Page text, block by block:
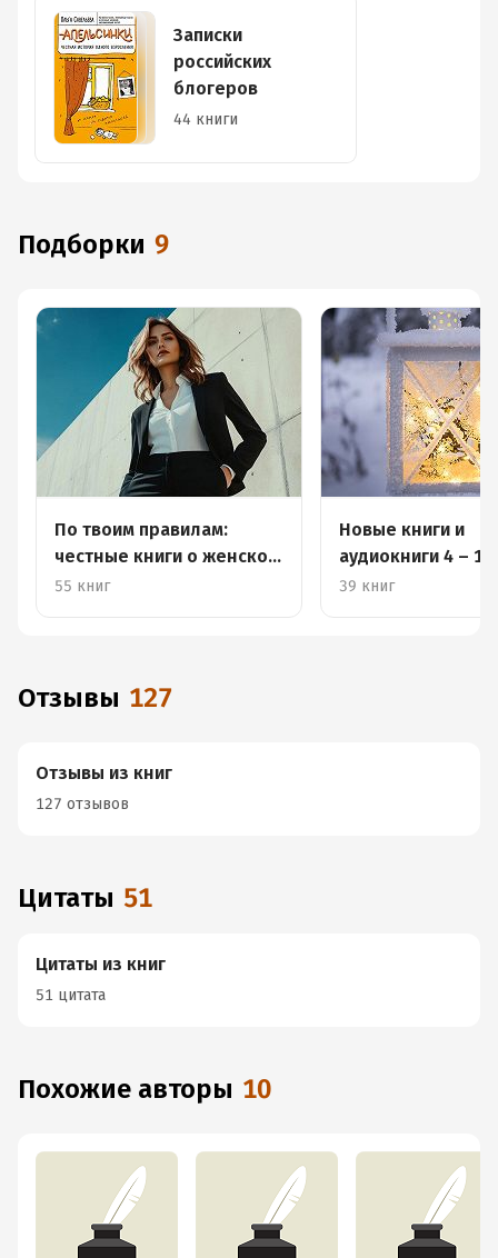
Записки
российских
блогеров
44 книги
Подборки 9
По твоим правилам:
честные книги о женском
успехе
55 книг
Новые книги и
аудиокниги 4 – 10
декабря
39 книг
Отзывы 127
Отзывы из книг
127 отзывов
Цитаты 51
Цитаты из книг
51 цитата
Похожие авторы 10